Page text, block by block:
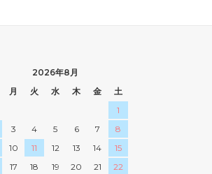
2026年8月
月 火 水 木 金
土
1
3 4 5 6 7
8
10 11 12 13 14
15
17 18 19 20 21
22